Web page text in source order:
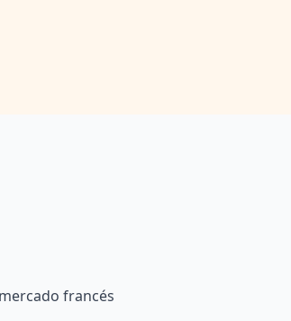
francés